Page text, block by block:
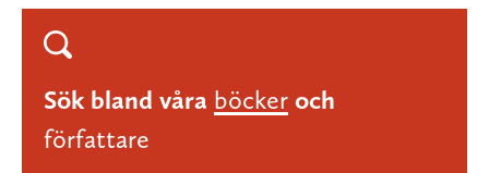
Sök bland våra böcker och
författare